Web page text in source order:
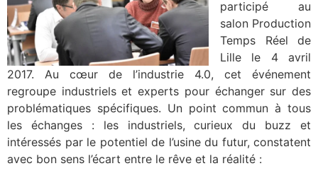
participé au
salon Production
Temps Réel de
Lille le 4 avril
2017. Au cœur de l’industrie 4.0, cet événement
regroupe industriels et experts pour échanger sur des
problématiques spécifiques. Un point commun à tous
les échanges : les industriels, curieux du buzz et
intéressés par le potentiel de l’usine du futur, constatent
avec bon sens l’écart entre le rêve et la réalité :